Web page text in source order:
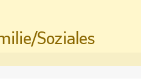
Soziales